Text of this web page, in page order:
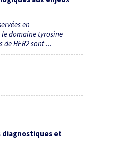
en
domaine tyrosine
HER2 sont ...
diagnostiques et